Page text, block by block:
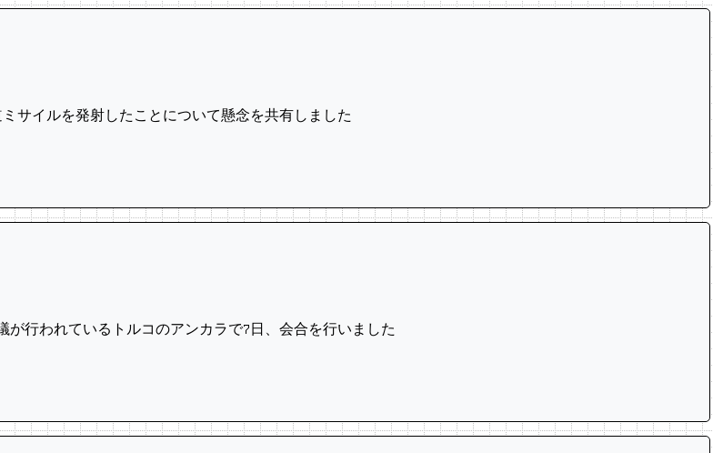
サイルを発射したことについて懸念を共有しました
が行われているトルコのアンカラで7日、会合を行いました